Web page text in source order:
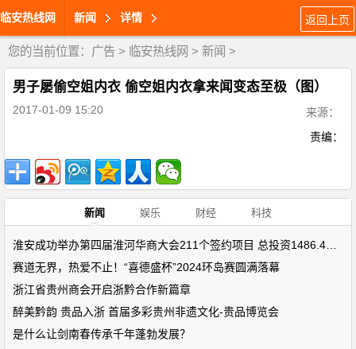
临安热线网 新闻 详情 返回上页
您的当前位置： 广告 > 临安热线网 > 新闻 >
男子屡偷空姐内衣 偷空姐内衣拿来闻变态至极（图）
2017-01-09 15:20
来源：
责编：
新闻 娱乐 财经 科技
赛道无界，热爱不止！“喜德盛杯”2024环岛赛圆满落幕
浙江省贵州商会开启浙黔合作新篇章
醉美黔韵 贵品入浙 首届多彩贵州非遗文化-贵品博览会
是什么让剑南春传承千年蓬勃发展？